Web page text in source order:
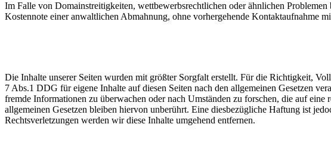
Im Falle von Domainstreitigkeiten, wettbewerbsrechtlichen oder ähnlichen
Kostennote einer anwaltlichen Abmahnung, ohne vorhergehende Kontaktaufnahme
Die Inhalte unserer Seiten wurden mit größter Sorgfalt erstellt. Für die Richtigkeit,
7 Abs.1 DDG für eigene Inhalte auf diesen Seiten nach den allgemeinen Gesetzen
fremde Informationen zu überwachen oder nach Umständen zu forschen, die auf
allgemeinen Gesetzen bleiben hiervon unberührt. Eine diesbezügliche Haftung ist
Rechtsverletzungen werden wir diese Inhalte umgehend entfernen.